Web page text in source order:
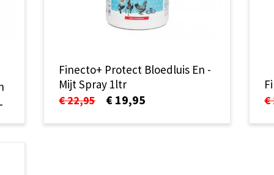
Finecto+ Protect Bloedluis En -
Mijt Spray 1ltr
€ 22,95 € 19,95 €